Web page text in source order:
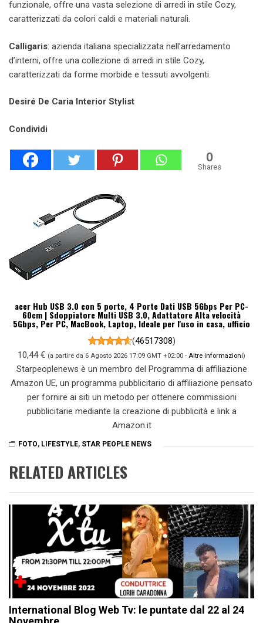
funzionale, offre una vasta selezione di arredi in stile Cozy,
caratterizzati da colori caldi e materiali naturali.
Calligaris: azienda italiana specializzata nell’arredamento
d’interni, offre una collezione di arredi in stile Cozy,
caratterizzati da forme morbide e tessuti avvolgenti.
Desiré De Caria Interior Stylist
Condividi
0
Shares
acer Hub USB 3.0 con 5 porte, 4 Porte Dati USB 5Gbps Per PC-
60cm | Sdoppiatore Multi USB 3.0, Adattatore Alta velocità
5Gbps, Per PC, MacBook, Laptop, Ideale per l'uso in casa, ufficio
(46517308)
10,44 € (a partire da 6 Agosto 2026 17:09 GMT +02:00 - Altre informazioni)
Starpeoplenews è un membro del Programma di affiliazione
Amazon UE, un programma pubblicitario di affiliazione pensato
per fornire ai siti un metodo per ottenere commissioni
pubblicitarie mediante la creazione di pubblicità e link a
Amazon.it
FOTO, LIFESTYLE, STAR PEOPLE NEWS
RELATED ARTICLES
International Blog Web Tv: le puntate dal 22 al 24